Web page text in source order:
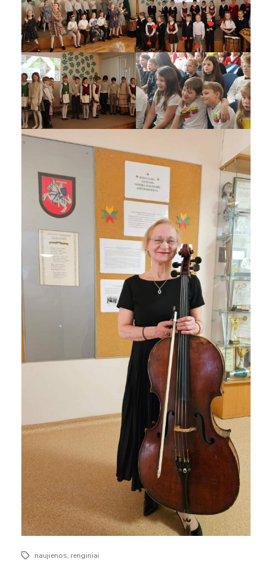
Žymosnaujienos, renginiai